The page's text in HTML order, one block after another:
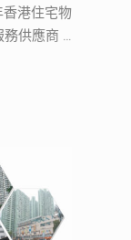
港住宅物
務供應商 …